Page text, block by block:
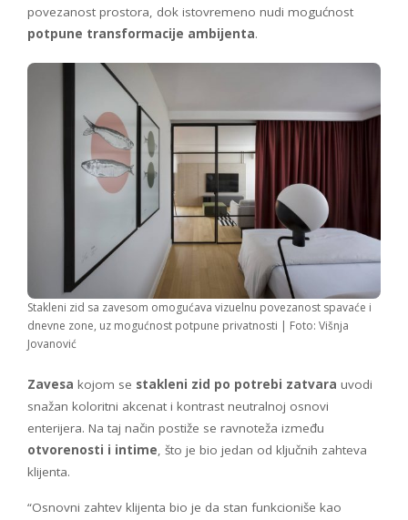
povezanost prostora, dok istovremeno nudi mogućnost
potpune transformacije ambijenta.
Stakleni zid sa zavesom omogućava vizuelnu povezanost spavaće i
dnevne zone, uz mogućnost potpune privatnosti | Foto: Višnja
Jovanović
Zavesa kojom se stakleni zid po potrebi zatvara uvodi
snažan koloritni akcenat i kontrast neutralnoj osnovi
enterijera. Na taj način postiže se ravnoteža između
otvorenosti i intime, što je bio jedan od ključnih zahteva
klijenta.
“Osnovni zahtev klijenta bio je da stan funkcioniše kao